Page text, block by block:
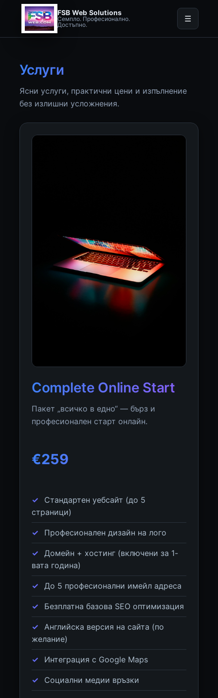
FSB Web Solutions
Семпло. Професионално.
Достъпно.
☰
Услуги
Ясни услуги, практични цени и изпълнение
без излишни усложнения.
Complete Online Start
Пакет „всичко в едно“ — бърз и
професионален старт онлайн.
€259
Стандартен уебсайт (до 5
страници)
Професионален дизайн на лого
Домейн + хостинг (включени за 1-
вата година)
До 5 професионални имейл адреса
Безплатна базова SEO оптимизация
Английска версия на сайта (по
желание)
Интеграция с Google Maps
Социални медии връзки